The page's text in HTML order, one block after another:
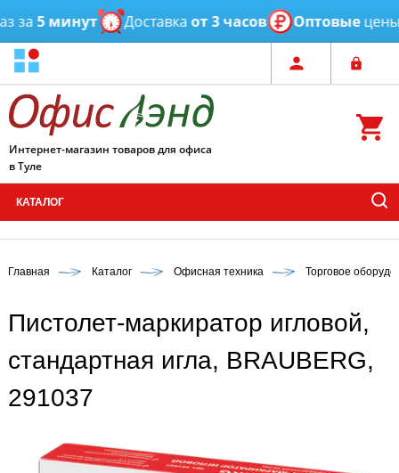
5 минут Доставкаот 3 часов Оптовыецены
Интернет-магазин товаров для офиса
в Туле
КАТАЛОГ
Главная Каталог Офисная техника Торговое
Пистолет-маркиратор игловой,
стандартная игла, BRAUBERG,
291037